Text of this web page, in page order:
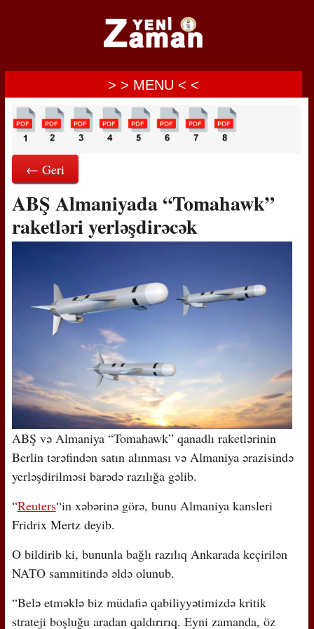
> > MENU < <
← Geri
ABŞ Almaniyada “Tomahawk”
raketləri yerləşdirəcək
ABŞ və Almaniya “Tomahawk” qanadlı raketlərinin
Berlin tərəfindən satın alınması və Almaniya ərazisində
yerləşdirilməsi barədə razılığa gəlib.
“Reuters“in xəbərinə görə, bunu Almaniya kansleri
Fridrix Mertz deyib.
O bildirib ki, bununla bağlı razılıq Ankarada keçirilən
NATO sammitində əldə olunub.
“Belə etməklə biz müdafiə qabiliyyətimizdə kritik
strateji boşluğu aradan qaldırırıq. Eyni zamanda, öz